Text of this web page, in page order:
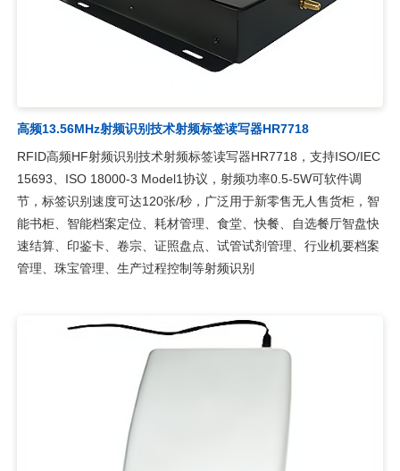
高频13.56MHz射频识别技术射频标签读写器HR7718
RFID高频HF射频识别技术射频标签读写器HR7718，支持ISO/IEC
15693、ISO 18000-3 Model1协议，射频功率0.5-5W可软件调
节，标签识别速度可达120张/秒，广泛用于新零售无人售货柜，智
能书柜、智能档案定位、耗材管理、食堂、快餐、自选餐厅智盘快
速结算、印鉴卡、卷宗、证照盘点、试管试剂管理、行业机要档案
管理、珠宝管理、生产过程控制等射频识别